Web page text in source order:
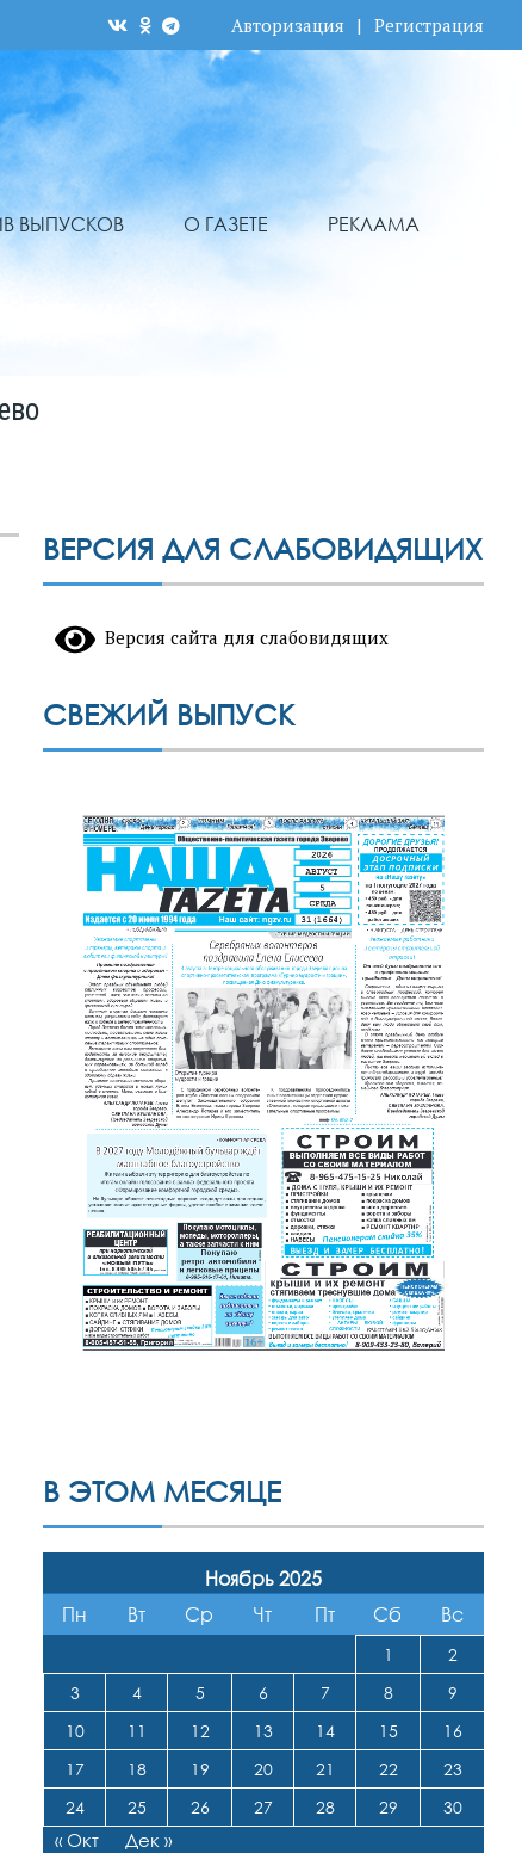
Авторизация | Регистрация
ВЫПУСКОВ О ГАЗЕТЕ РЕКЛАМА
ВЕРСИЯ ДЛЯ СЛАБОВИДЯЩИХ
Версия сайта для слабовидящих
СВЕЖИЙ ВЫПУСК
В ЭТОМ МЕСЯЦЕ
Ноябрь 2025
Пн
Вт Ср Чт Пт Сб Вс
1
2
3
4 5 6 7 8
9
10
11 12 13 14 15
16
17
18 19 20 21 22
23
24
25 26 27 28 29 30
« Окт Дек »